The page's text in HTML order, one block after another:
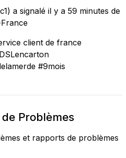
a signalé il y a 59 minutes de
client de france
#9mois
Problèmes
et rapports de problèmes